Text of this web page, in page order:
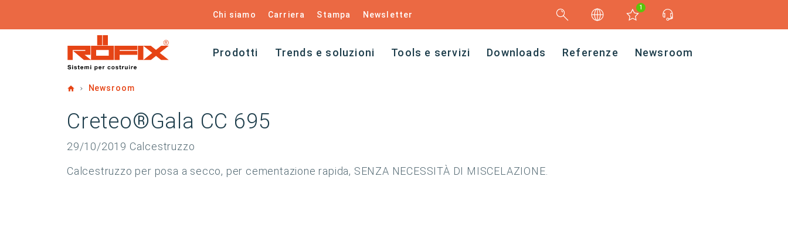
Chi siamo Carriera Stampa Newsletter
1
Prodotti Trends e soluzioni Tools e servizi Downloads Referenze Newsroom
HomeNewsroom
Creteo®Gala CC 695
29/10/2019 Calcestruzzo
Calcestruzzo per posa a secco, per cementazione rapida, SENZA NECESSITÀ DI MISCELAZIONE.